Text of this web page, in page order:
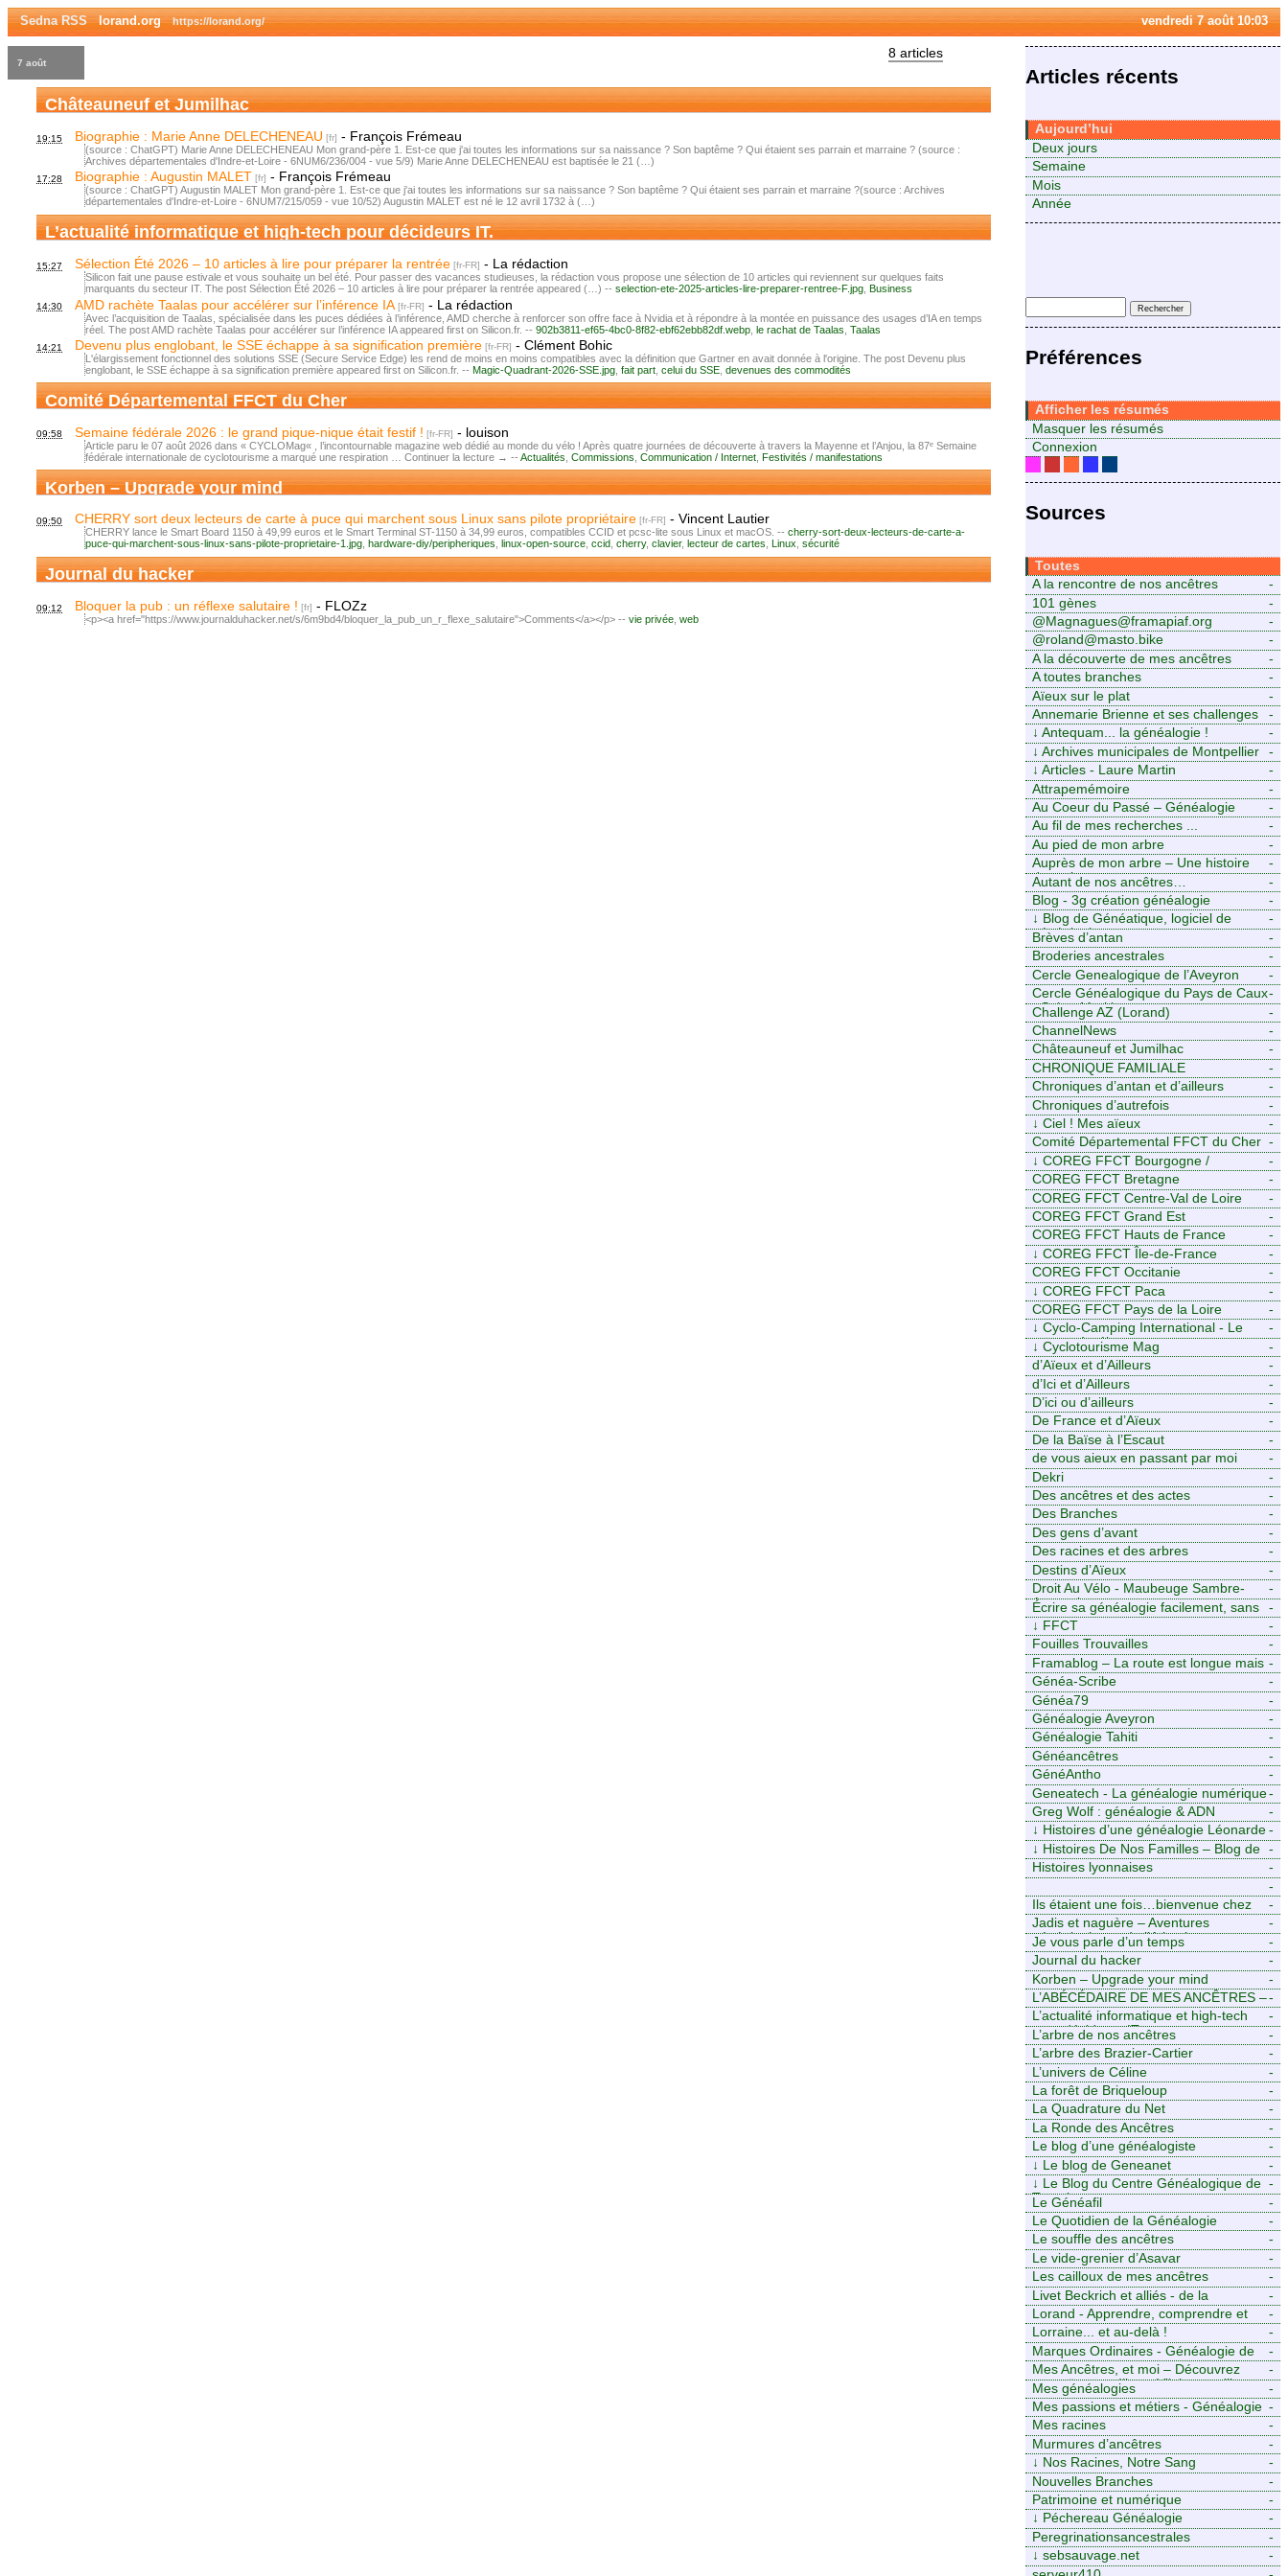
Sedna RSSlorand.orghttps://lorand.org/ vendredi 7 août 10:03
Articles récents
Aujourd’hui
Deux jours
Semaine
Mois
Année
Préférences
Afficher les résumés
Masquer les résumés
Connexion
Sources
Toutes
-
A la rencontre de nos ancêtres
-
101 gènes
-
@Magnagues@framapiaf.org
-
@roland@masto.bike
-
A la découverte de mes ancêtres
-
A toutes branches
-
Aïeux sur le plat
-
Annemarie Brienne et ses challenges
de A à Z
-
↓ Antequam... la généalogie !
-
↓ Archives municipales de Montpellier
-
↓ Articles - Laure Martin
-
Attrapemémoire
-
Au Coeur du Passé – Généalogie
Familiale
-
Au fil de mes recherches ...
-
Au pied de mon arbre
-
Auprès de mon arbre – Une histoire
de racines
-
Autant de nos ancêtres…
-
Blog - 3g création généalogie
-
↓ Blog de Généatique, logiciel de
généalogie
-
Brèves d’antan
-
Broderies ancestrales
-
Cercle Genealogique de l’Aveyron
-
Cercle Généalogique du Pays de Caux
- Seine-Maritime
-
Challenge AZ (Lorand)
-
ChannelNews
-
Châteauneuf et Jumilhac
-
CHRONIQUE FAMILIALE
-
Chroniques d’antan et d’ailleurs
-
Chroniques d’autrefois
-
↓ Ciel ! Mes aïeux
-
Comité Départemental FFCT du Cher
-
↓ COREG FFCT Bourgogne /
Franche-Comté
-
COREG FFCT Bretagne
-
COREG FFCT Centre-Val de Loire
-
COREG FFCT Grand Est
-
COREG FFCT Hauts de France
-
↓ COREG FFCT Île-de-France
-
COREG FFCT Occitanie
-
↓ COREG FFCT Paca
-
COREG FFCT Pays de la Loire
-
↓ Cyclo-Camping International - Le
voyage à vélo
-
↓ Cyclotourisme Mag
-
d’Aïeux et d’Ailleurs
-
d’Ici et d’Ailleurs
-
D’ici ou d’ailleurs
-
De France et d’Aïeux
-
De la Baïse à l’Escaut
-
de vous aieux en passant par moi
-
Dekri
-
Des ancêtres et des actes
-
Des Branches
-
Des gens d’avant
-
Des racines et des arbres
-
Destins d’Aïeux
-
Droit Au Vélo - Maubeuge Sambre-
Avesnois
-
Écrire sa généalogie facilement, sans
stress avec Généalordi
-
↓ FFCT
-
Fouilles Trouvailles
-
Framablog – La route est longue mais
la voie est libre…
-
Généa-Scribe
-
Généa79
-
Généalogie Aveyron
-
Généalogie Tahiti
-
Généancêtres
-
GénéAntho
-
Geneatech - La généalogie numérique
à portée de tous
-
Greg Wolf : généalogie & ADN
-
↓ Histoires d’une généalogie Léonarde
-
↓ Histoires De Nos Familles – Blog de
généalogie
-
Histoires lyonnaises
-
https://
-
Ils étaient une fois…bienvenue chez
mes ancêtres. – Une histoire
tourangelle, mais pas seulement.
-
Jadis et naguère – Aventures
généalogiques de l’Atlantique aux
contreforts des Alpes
-
Je vous parle d’un temps
-
Journal du hacker
-
Korben – Upgrade your mind
-
L’ABÉCÉDAIRE DE MES ANCÊTRES –
Tout ce que j’aurais aimé savoir sur ma
famille mais n’ai jamais osé demander
-
L’actualité informatique et high-tech
pour décideurs IT.
-
L’arbre de nos ancêtres
-
L’arbre des Brazier-Cartier
-
L’univers de Céline
-
La forêt de Briqueloup
-
La Quadrature du Net
-
La Ronde des Ancêtres
-
Le blog d’une généalogiste
-
↓ Le blog de Geneanet
-
↓ Le Blog du Centre Généalogique de
Touraine -
-
Le Généafil
-
Le Quotidien de la Généalogie
-
Le souffle des ancêtres
-
Le vide-grenier d’Asavar
-
Les cailloux de mes ancêtres
-
Livet Beckrich et alliés - de la
généalogie à l’écriture.
-
Lorand - Apprendre, comprendre et
transmettre pour exister. (Descartes)
-
Lorraine... et au-delà !
-
Marques Ordinaires - Généalogie de
Moselle et d’ailleurs
-
Mes Ancêtres, et moi – Découvrez
mes aïeux en Ille-et-Vilaine et ailleurs
-
Mes généalogies
-
Mes passions et métiers - Généalogie
et Tir à l’Arc
-
Mes racines
-
Murmures d’ancêtres
-
↓ Nos Racines, Notre Sang
-
Nouvelles Branches
-
Patrimoine et numérique
-
↓ Péchereau Généalogie
-
Peregrinationsancestrales
-
↓ sebsauvage.net
8 articles
7 août
Châteauneuf et Jumilhac
19:15 Biographie : Marie Anne DELECHENEAU - François Frémeau
(source : ChatGPT) Marie Anne DELECHENEAU Mon grand-père 1. Est-ce que j'ai toutes les informations sur sa naissance ? Son baptême ? Qui étaient ses parrain et marraine ? (source :
Archives départementales d'Indre-et-Loire - 6NUM6/236/004 - vue 5/9) Marie Anne DELECHENEAU est baptisée le 21 (…)
17:28 Biographie : Augustin MALET - François Frémeau
(source : ChatGPT) Augustin MALET Mon grand-père 1. Est-ce que j'ai toutes les informations sur sa naissance ? Son baptême ? Qui étaient ses parrain et marraine ?(source : Archives
départementales d'Indre-et-Loire - 6NUM7/215/059 - vue 10/52) Augustin MALET est né le 12 avril 1732 à (…)
L’actualité informatique et high-tech pour décideurs IT.
15:27 Sélection Été 2026 – 10 articles à lire pour préparer la rentrée - La rédaction
Silicon fait une pause estivale et vous souhaite un bel été. Pour passer des vacances studieuses, la rédaction vous propose une sélection de 10 articles qui reviennent sur quelques faits
marquants du secteur IT. The post Sélection Été 2026 – 10 articles à lire pour préparer la rentrée appeared (…) -- selection-ete-2025-articles-lire-preparer-rentree-F.jpg Business
14:30 AMD rachète Taalas pour accélérer sur l’inférence IA - La rédaction
Avec l’acquisition de Taalas, spécialisée dans les puces dédiées à l’inférence, AMD cherche à renforcer son offre face à Nvidia et à répondre à la montée en puissance des usages d’IA en temps
réel. The post AMD rachète Taalas pour accélérer sur l’inférence IA appeared first on Silicon.fr. -- 902b3811-ef65-4bc0-8f82-ebf62ebb82df.webp le rachat de Taalas Taalas
14:21 Devenu plus englobant, le SSE échappe à sa signification première - Clément Bohic
L'élargissement fonctionnel des solutions SSE (Secure Service Edge) les rend de moins en moins compatibles avec la définition que Gartner en avait donnée à l'origine. The post Devenu plus
englobant, le SSE échappe à sa signification première appeared first on Silicon.fr. -- Magic-Quadrant-2026-SSE.jpg fait part celui du SSE devenues des commodités
Comité Départemental FFCT du Cher
09:58 Semaine fédérale 2026 : le grand pique-nique était festif ! - louison
Article paru le 07 août 2026 dans « CYCLOMag« , l’incontournable magazine web dédié au monde du vélo ! Après quatre journées de découverte à travers la Mayenne et l’Anjou, la 87ᵉ Semaine
fédérale internationale de cyclotourisme a marqué une respiration … Continuer la lecture → -- Actualités Commissions Communication / Internet Festivités / manifestations
Korben – Upgrade your mind
09:50 CHERRY sort deux lecteurs de carte à puce qui marchent sous Linux sans pilote propriétaire - Vincent Lautier
CHERRY lance le Smart Board 1150 à 49,99 euros et le Smart Terminal ST-1150 à 34,99 euros, compatibles CCID et pcsc-lite sous Linux et macOS. -- cherry-sort-deux-lecteurs-de-carte-a-
puce-qui-marchent-sous-linux-sans-pilote-proprietaire-1.jpg, hardware-diy/peripheriques, linux-open-source, ccid, cherry, clavier, lecteur de cartes, Linux, sécurité
Journal du hacker
09:12 Bloquer la pub : un réflexe salutaire ! - FLOZz
<p><a href="https://www.journalduhacker.net/s/6m9bd4/bloquer_la_pub_un_r_flexe_salutaire">Comments</a></p> -- vie privée web